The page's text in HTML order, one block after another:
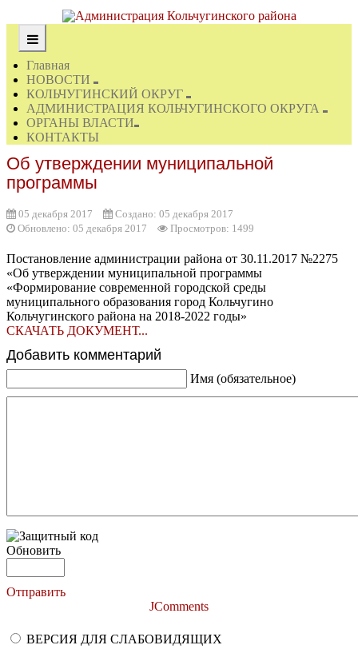
Главная
НОВОСТИ
КОЛЬЧУГИНСКИЙ ОКРУГ
АДМИНИСТРАЦИЯ КОЛЬЧУГИНСКОГО ОКРУГА
ОРГАНЫ ВЛАСТИ
КОНТАКТЫ
Об утверждении муниципальной
программы
05 декабря 2017
Создано: 05 декабря 2017
Обновлено: 05 декабря 2017
Просмотров: 1499
Постановление администрации района от 30.11.2017 №2275
«Об утверждении муниципальной программы
«Формирование современной городской среды
муниципального образования город Кольчугино
Кольчугинского района на 2018-2022 годы»
СКАЧАТЬ ДОКУМЕНТ...
Добавить комментарий
Имя (обязательное)
Обновить
Отправить
JComments
ВЕРСИЯ ДЛЯ СЛАБОВИДЯЩИХ